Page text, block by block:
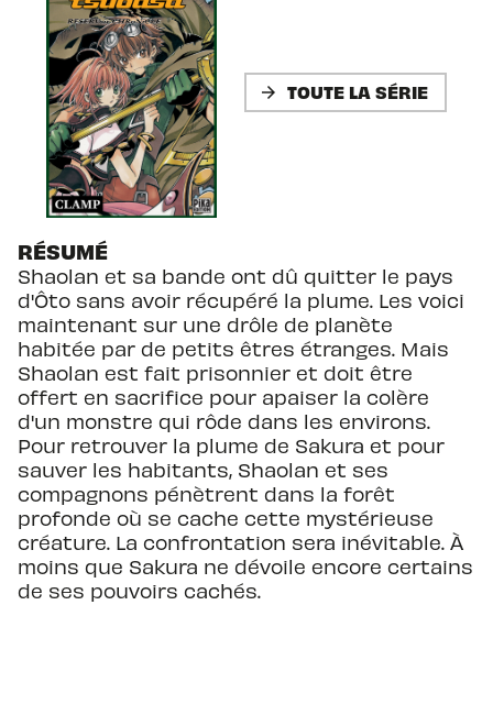
arrow_forward TOUTE LA SÉRIE
RÉSUMÉ
Shaolan et sa bande ont dû quitter le pays
d'Ôto sans avoir récupéré la plume. Les voici
maintenant sur une drôle de planète
habitée par de petits êtres étranges. Mais
Shaolan est fait prisonnier et doit être
offert en sacrifice pour apaiser la colère
d'un monstre qui rôde dans les environs.
Pour retrouver la plume de Sakura et pour
sauver les habitants, Shaolan et ses
compagnons pénètrent dans la forêt
profonde où se cache cette mystérieuse
créature. La confrontation sera inévitable. À
moins que Sakura ne dévoile encore certains
de ses pouvoirs cachés.